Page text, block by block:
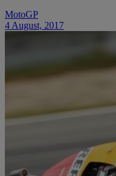
MotoGP
4 August, 2017